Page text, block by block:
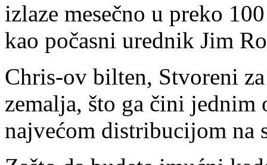
izlaze mesečno u preko
kao počasni urednik Jim
Chris-ov bilten, Stvoreni
zemalja, što ga čini jednim
najvećom distribucijom na